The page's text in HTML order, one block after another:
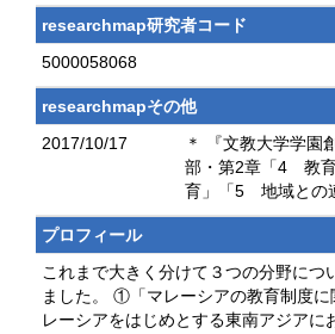
researchmap研究者コード
5000058068
researchmapその他
2017/10/17
＊ 『文教大学学園
部・第2章「4 教
育」「5 地域との
プロフィール
これまで大きく分けて３つの分野につ
ました。 ①「マレーシアの教育制度に
レーシアをはじめとする東南アジアに